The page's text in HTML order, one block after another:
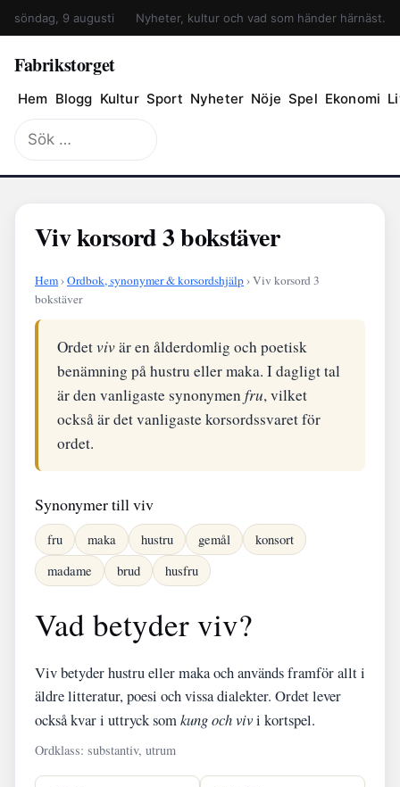
söndag, 9 augusti Nyheter, kultur och vad som händer härnäst.
Fabrikstorget
Hem Blogg Kultur Sport Nyheter Nöje Spel Ekonomi
Sök
efter:
Viv korsord 3 bokstäver
Hem›Ordbok, synonymer & korsordshjälp› Viv korsord 3
bokstäver
Ordetvivär en ålderdomlig och poetisk
benämning på hustru eller maka. I dagligt tal
är den vanligaste synonymenfru, vilket
också är det vanligaste korsordssvaret för
ordet.
Synonymer till viv
fru maka hustru gemål
konsort
madame
brud husfru
Vad betyder viv?
Viv betyder hustru eller maka och används framför allt i
äldre litteratur, poesi och vissa dialekter. Ordet lever
också kvar i uttryck somkung och vivi kortspel.
Ordklass: substantiv, utrum